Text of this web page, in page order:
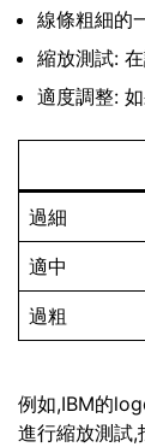
線條粗細的
縮放測試:
適度調整:
過細
適中
過粗
例如,IBM的
進行縮放測試